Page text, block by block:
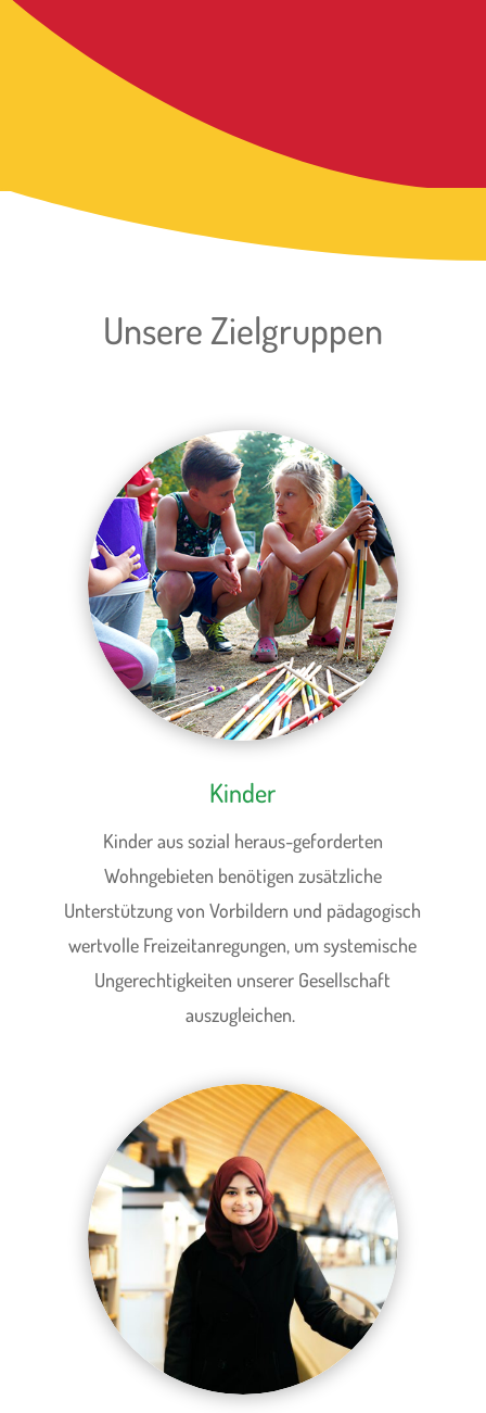
Unsere Zielgruppen
Kinder
Kinder aus sozial heraus-geforderten
Wohngebieten benötigen zusätzliche
Unterstützung von Vorbildern und pädagogisch
wertvolle Freizeitanregungen, um systemische
Ungerechtigkeiten unserer Gesellschaft
auszugleichen.